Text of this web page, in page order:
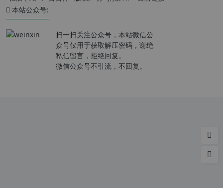
本站公众号:
扫一扫关注公众号，本站微信公
众号仅用于获取解压密码，谢绝
私信留言，拒绝回复。
微信公众号不引流，不回复。